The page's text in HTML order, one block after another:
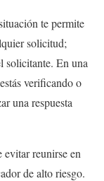
te permite
solicitud;
solicitante. En una
verificando o
una respuesta
evitar reunirse en
de alto riesgo.